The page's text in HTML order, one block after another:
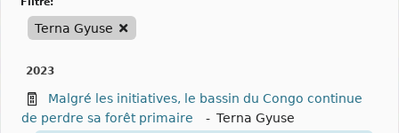
Terna Gyuse
2023
Malgré les initiatives, le bassin du Congo continue
de perdre sa forêt primaire
- Terna Gyuse